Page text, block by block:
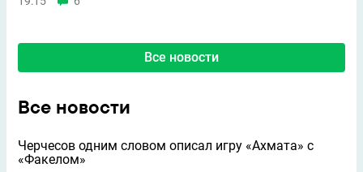
Все новости
Все новости
Черчесов одним словом описал игру «Ахмата» с
«Факелом»